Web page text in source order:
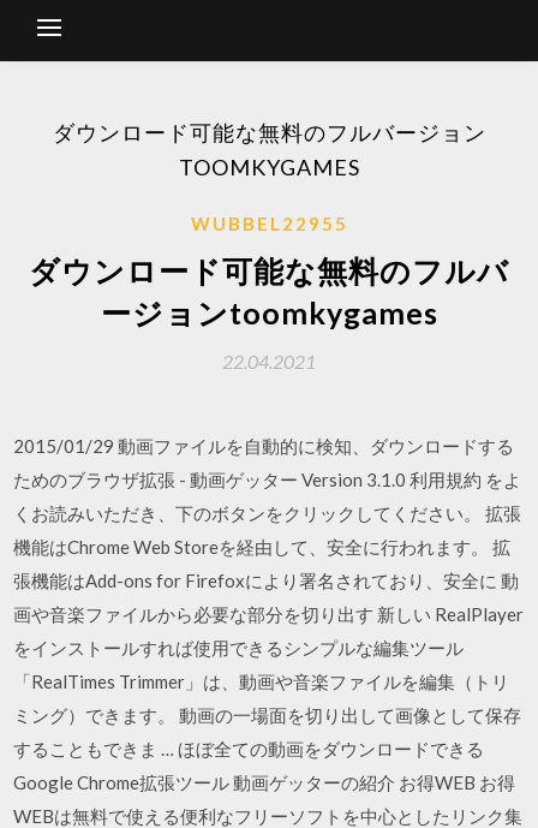
ダウンロード可能な無料のフルバージョン
TOOMKYGAMES
WUBBEL22955
ダウンロード可能な無料のフルバ
ージョンtoomkygames
22.04.2021
2015/01/29 動画ファイルを自動的に検知、ダウンロードする
ためのブラウザ拡張 - 動画ゲッター Version 3.1.0 利用規約 をよ
くお読みいただき、下のボタンをクリックしてください。 拡張
機能はChrome Web Storeを経由して、安全に行われます。 拡
張機能はAdd-ons for Firefoxにより署名されており、安全に 動
画や音楽ファイルから必要な部分を切り出す 新しい RealPlayer
をインストールすれば使用できるシンプルな編集ツール
「RealTimes Trimmer」は、動画や音楽ファイルを編集（トリ
ミング）できます。 動画の一場面を切り出して画像として保存
することもできま … ほぼ全ての動画をダウンロードできる
Google Chrome拡張ツール 動画ゲッターの紹介 お得WEB お得
WEBは無料で使える便利なフリーソフトを中心としたリンク集